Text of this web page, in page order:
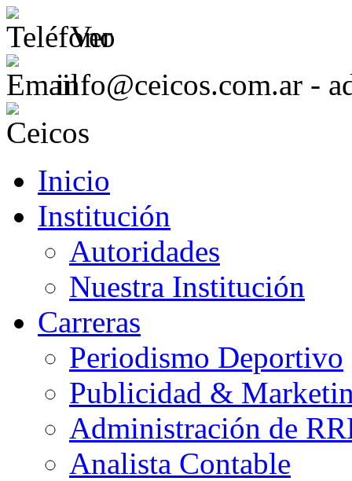
Ver
info@ceicos.com.ar -
Inicio
Institución
Autoridades
Nuestra Institución
Carreras
Periodismo Deportivo
Publicidad &
Administración de
Analista Contable